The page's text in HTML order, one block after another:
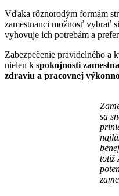
Vďaka rôznorodým formám
zamestnanci možnosť vybrať
vyhovuje ich potrebám a
Zabezpečenie pravidelného a
nielen k spokojnosti
zdraviu a pracovnej
sa
totiž